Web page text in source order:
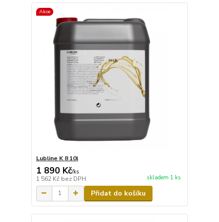
Akce
Lubline K 8 10l
1 890 Kč/ks
1 562 Kč bez DPH skladem 1 ks
Přidat do košíku